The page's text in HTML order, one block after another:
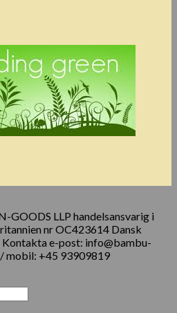
GOODS LLP handelsansvarig i
nr OC423614 Dansk
e-post: info@bambu-
mobil: +45 93909819